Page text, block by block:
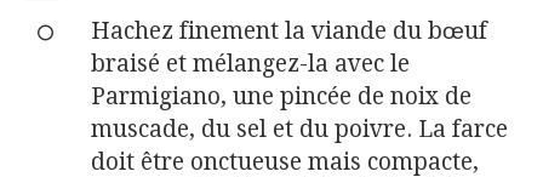
Hachez finement la viande du bœuf
braisé et mélangez-la avec le
Parmigiano, une pincée de noix de
muscade, du sel et du poivre. La farce
doit être onctueuse mais compacte,